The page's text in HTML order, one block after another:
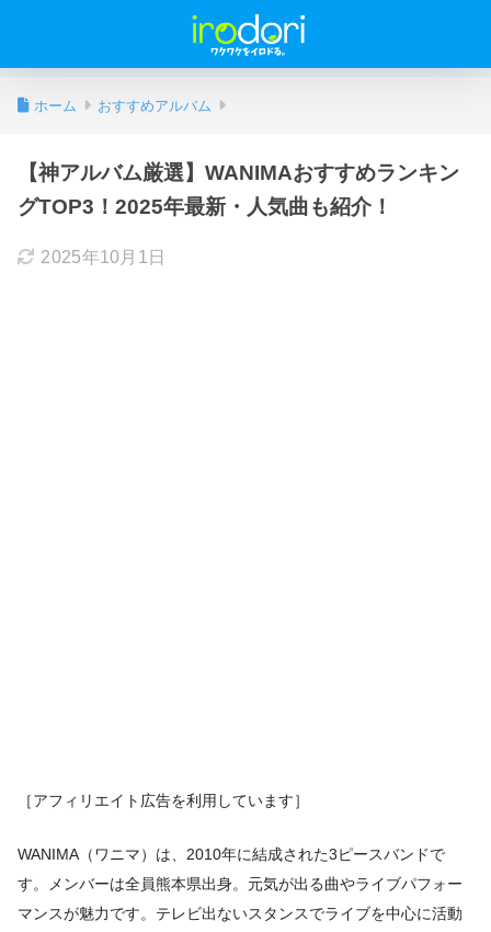
ホーム おすすめアルバム
【神アルバム厳選】WANIMAおすすめランキン
グTOP3！2025年最新・人気曲も紹介！
2025年10月1日
［アフィリエイト広告を利用しています］
WANIMA（ワニマ）は、2010年に結成された3ピースバンドで
す。メンバーは全員熊本県出身。元気が出る曲やライブパフォー
マンスが魅力です。テレビ出ないスタンスでライブを中心に活動